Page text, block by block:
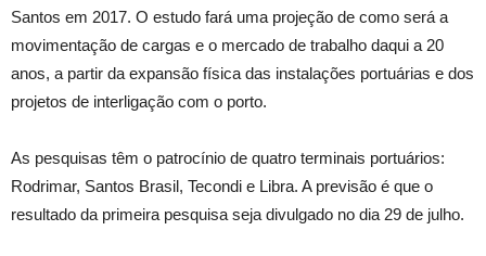
Santos em 2017. O estudo fará uma projeção de como será a
movimentação de cargas e o mercado de trabalho daqui a 20
anos, a partir da expansão física das instalações portuárias e dos
projetos de interligação com o porto.
As pesquisas têm o patrocínio de quatro terminais portuários:
Rodrimar, Santos Brasil, Tecondi e Libra. A previsão é que o
resultado da primeira pesquisa seja divulgado no dia 29 de julho.